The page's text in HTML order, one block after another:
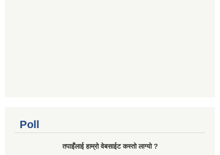
Poll
तपाइँलाई हाम्रो वेबसाईट कस्तो लाग्यो ?